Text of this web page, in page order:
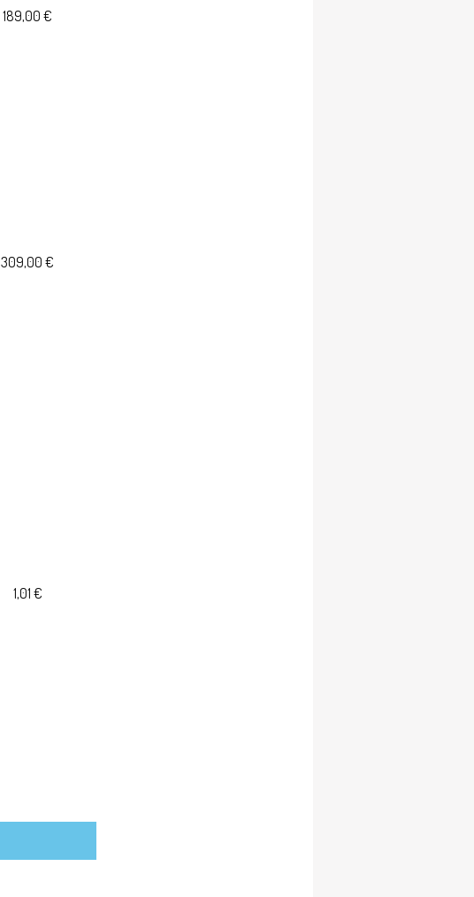
189,00 €
309,00 €
1,01 €